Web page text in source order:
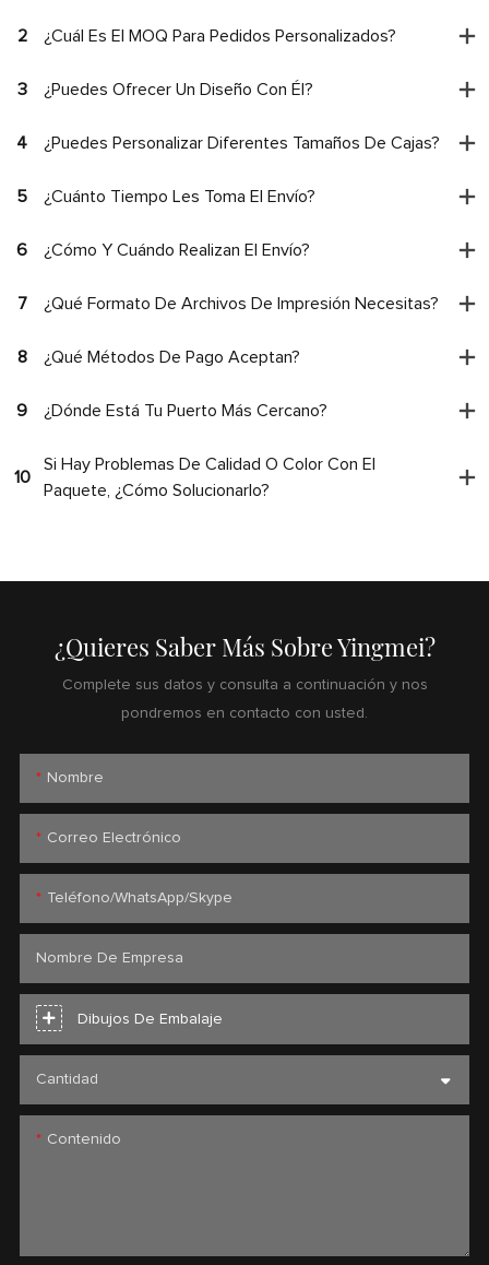
2 ¿Cuál Es El MOQ Para Pedidos Personalizados?
3 ¿Puedes Ofrecer Un Diseño Con Él?
4 ¿Puedes Personalizar Diferentes Tamaños De Cajas?
5 ¿Cuánto Tiempo Les Toma El Envío?
6 ¿Cómo Y Cuándo Realizan El Envío?
7 ¿Qué Formato De Archivos De Impresión Necesitas?
8 ¿Qué Métodos De Pago Aceptan?
9 ¿Dónde Está Tu Puerto Más Cercano?
10
Si Hay Problemas De Calidad O Color Con El
Paquete, ¿cómo Solucionarlo?
¿Quieres Saber Más Sobre Yingmei?
Complete sus datos y consulta a continuación y nos
pondremos en contacto con usted.
Nombre
Correo Electrónico
Teléfono/WhatsApp/Skype
Nombre De Empresa
Dibujos De Embalaje
Cantidad
Contenido